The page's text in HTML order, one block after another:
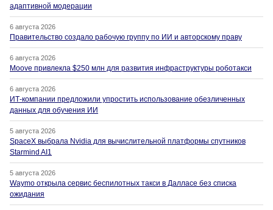
адаптивной модерации
6 августа 2026
Правительство создало рабочую группу по ИИ и авторскому праву
6 августа 2026
Moove привлекла $250 млн для развития инфраструктуры роботакси
6 августа 2026
ИТ-компании предложили упростить использование обезличенных
данных для обучения ИИ
5 августа 2026
SpaceX выбрала Nvidia для вычислительной платформы спутников
Starmind AI1
5 августа 2026
Waymo открыла сервис беспилотных такси в Далласе без списка
ожидания